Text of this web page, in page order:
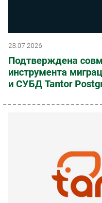
28.07.2026
Подтверждена
инструмента
и СУБД Tantor